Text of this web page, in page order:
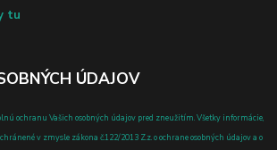
tu
ÚDAJOV
ochranu Vašich osobných údajov pred zneužitím. Všetky informácie,
chránené v zmysle zákona č.122/2013 Z.z. o ochrane osobných údajov a o